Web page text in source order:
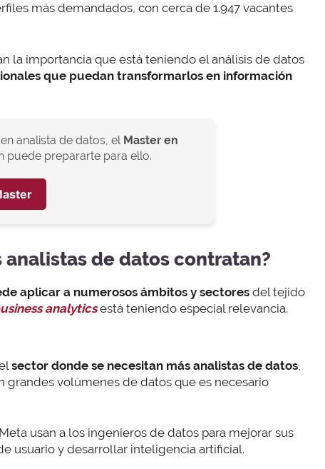
más demandados, con cerca de 1.947 vacantes
la importancia que está teniendo el análisis de datos
que puedan transformarlos en información
analista de datos, el Master en
puede prepararte para ello.
analistas de datos contratan?
aplicar a numerosos ámbitos y sectores del tejido
analyticsestá teniendo especial relevancia.
sector donde se necesitan más analistas de datos
grandes volúmenes de datos que es necesario
usan a los ingenieros de datos para mejorar sus
usuario y desarrollar inteligencia artificial.